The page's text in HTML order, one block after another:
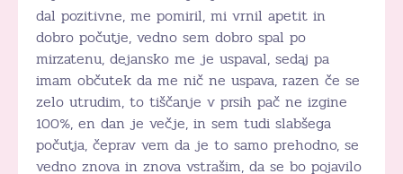
dal pozitivne, me pomiril, mi vrnil apetit in
dobro počutje, vedno sem dobro spal po
mirzatenu, dejansko me je uspaval, sedaj pa
imam občutek da me nič ne uspava, razen če se
zelo utrudim, to tiščanje v prsih pač ne izgine
100%, en dan je večje, in sem tudi slabšega
počutja, čeprav vem da je to samo prehodno, se
vedno znova in znova vstrašim, da se bo pojavilo